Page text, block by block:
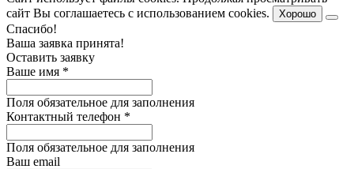
сайт Вы соглашаетесь с использованием cookies.
Хорошо
Спасибо!
Ваша заявка принята!
Оставить заявку
Ваше имя *
Поля обязательное для заполнения
Контактный телефон *
Поля обязательное для заполнения
Ваш email